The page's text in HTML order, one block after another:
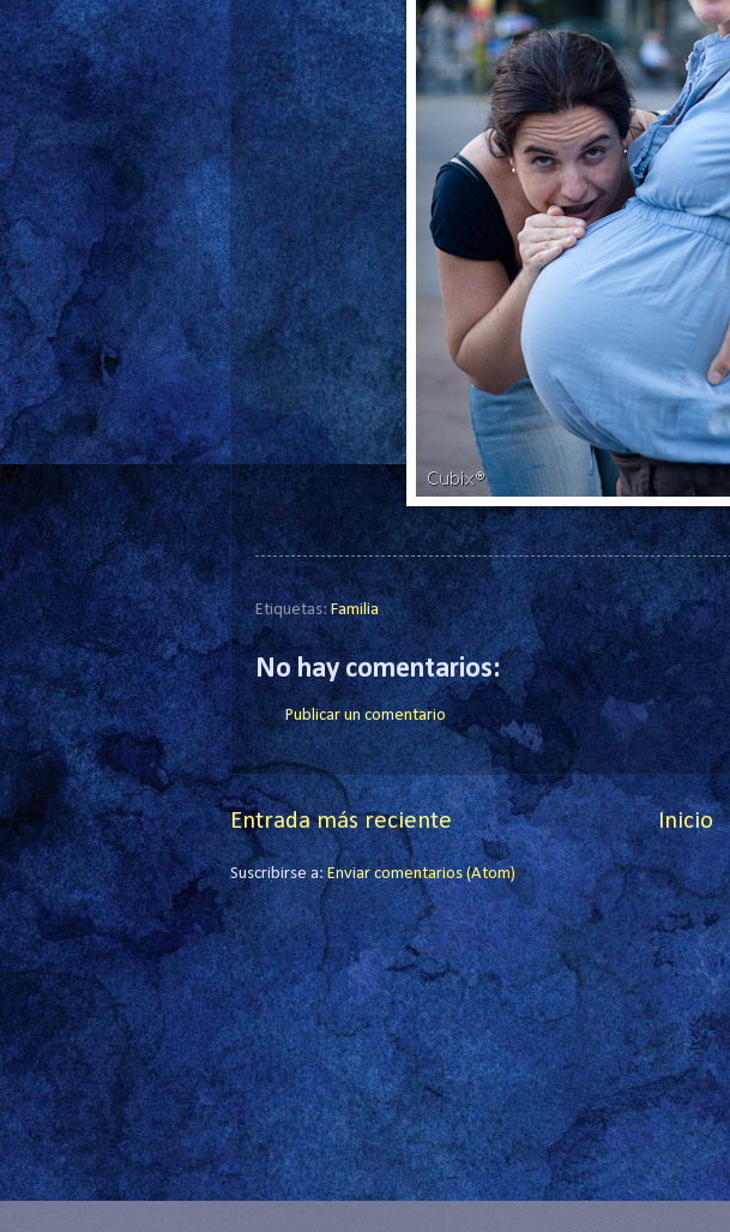
Etiquetas:Familia
No hay comentarios:
Publicar un comentario
Entrada más reciente Inicio
Suscribirse a:Enviar comentarios (Atom)